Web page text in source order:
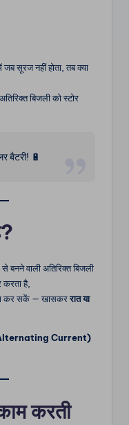
सूरज नहीं होता, तब क्या
बिजली को स्टोर
बैटरी! 🔋
वाली अतिरिक्त बिजली
करता है,
कर सकें — खासकररात या
Current)
करती